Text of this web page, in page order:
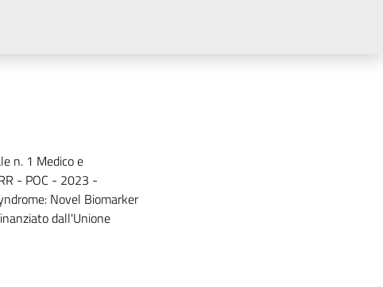
n. 1 Medico e
- POC - 2023 -
Novel Biomarker
dall'Unione